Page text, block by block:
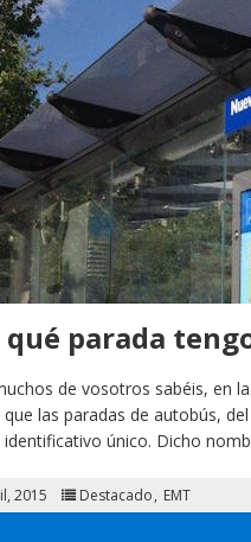
qué parada
de vosotros sabéis, en
que las paradas de autobús,
único. Dicho
2015 Destacado EMT